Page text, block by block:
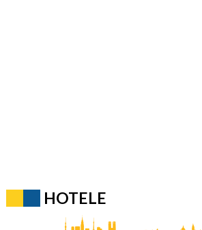
HOTELE